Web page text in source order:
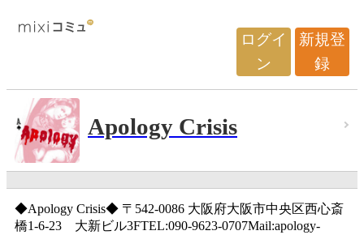
ログイ
ン
新規登
録
Apology Crisis
◆Apology Crisis◆ 〒542-0086 大阪府大阪市中央区西心斎
橋1-6-23 大新ビル3FTEL:090-9623-0707Mail:apology-